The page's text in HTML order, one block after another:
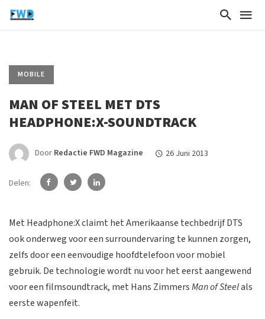
MOBILE
MAN OF STEEL MET DTS
HEADPHONE:X-SOUNDTRACK
Door Redactie FWD Magazine 26 Juni 2013
Delen:
Met Headphone:X claimt het Amerikaanse techbedrijf DTS
ook onderweg voor een surroundervaring te kunnen zorgen,
zelfs door een eenvoudige hoofdtelefoon voor mobiel
gebruik. De technologie wordt nu voor het eerst aangewend
voor een filmsoundtrack, met Hans ZimmersMan of Steelals
eerste wapenfeit.